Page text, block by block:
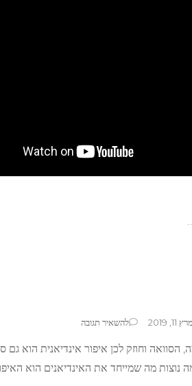
מרץ 11, 2019 להשאיר תגובהבנושא
אינדיאנית
הסוואה וחוזק לכן איפור אינדיאנית הוא גם
נוצות מה שמייחד את האינדיאנים הוא